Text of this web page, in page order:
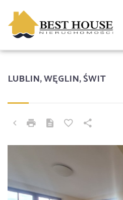
LUBLIN, WĘGLIN, ŚWIT